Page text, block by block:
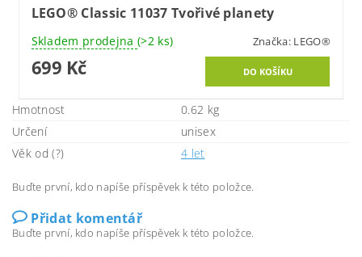
LEGO® Classic 11037 Tvořivé planety
Skladem prodejna (>2 ks) Značka: LEGO®
699 Kč
Hmotnost
0.62 kg
Určení
unisex
Věk od (?)
4 let
Buďte první, kdo napíše příspěvek k této položce.
Přidat komentář
Buďte první, kdo napíše příspěvek k této položce.